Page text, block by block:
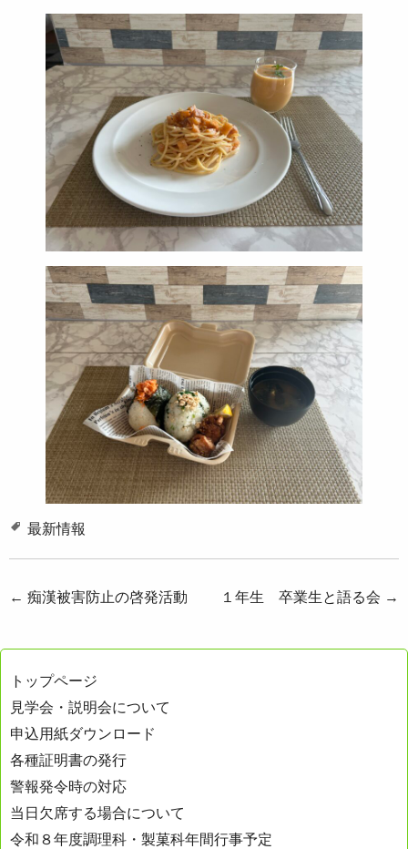
最新情報
投
ビ
ゲ
ー
シ
ョ
ン
← 痴漢被害防止の啓発活動 １年生 卒業生と語る会 →
トップページ
見学会・説明会について
申込用紙ダウンロード
各種証明書の発行
警報発令時の対応
当日欠席する場合について
令和８年度調理科・製菓科年間行事予定